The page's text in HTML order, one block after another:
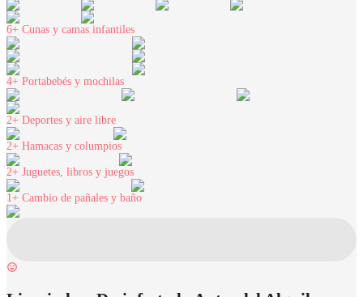
6+ Cunas y camas infantiles
4+ Portabebés y mochilas
2+ Deportes y aire libre
2+ Hamacas y columpios
2+ Juguetes, libros y juegos
1+ Cambio de pañales y baño